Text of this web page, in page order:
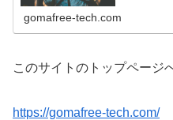
基本的な使
gomafree-tech.com
このサイトのトップページ
https://gomafree-tech.com/